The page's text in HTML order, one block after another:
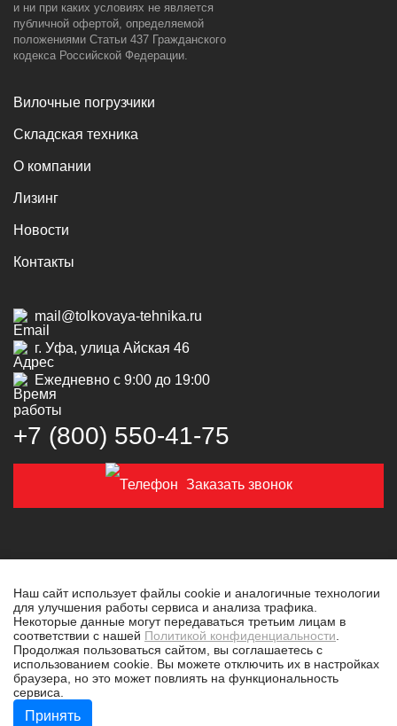
и ни при каких условиях не является
публичной офертой, определяемой
положениями Статьи 437 Гражданского
кодекса Российской Федерации.
Вилочные погрузчики
Складская техника
О компании
Лизинг
Новости
Контакты
mail@tolkovaya-tehnika.ru
г. Уфа, улица Айская 46
Ежедневно с 9:00 до 19:00
+7 (800) 550‑41‑75
Заказать звонок
© 2019-2026 Толковая техника
Политика конфиденциальности
Разработано в tim-marketing.ru
Наш сайт использует файлы cookie и аналогичные технологии
для улучшения работы сервиса и анализа трафика.
Некоторые данные могут передаваться третьим лицам в
соответствии с нашей Политикой конфиденциальности
Продолжая пользоваться сайтом, вы соглашаетесь с
использованием cookie. Вы можете отключить их в настройках
браузера, но это может повлиять на функциональность
сервиса.
Принять